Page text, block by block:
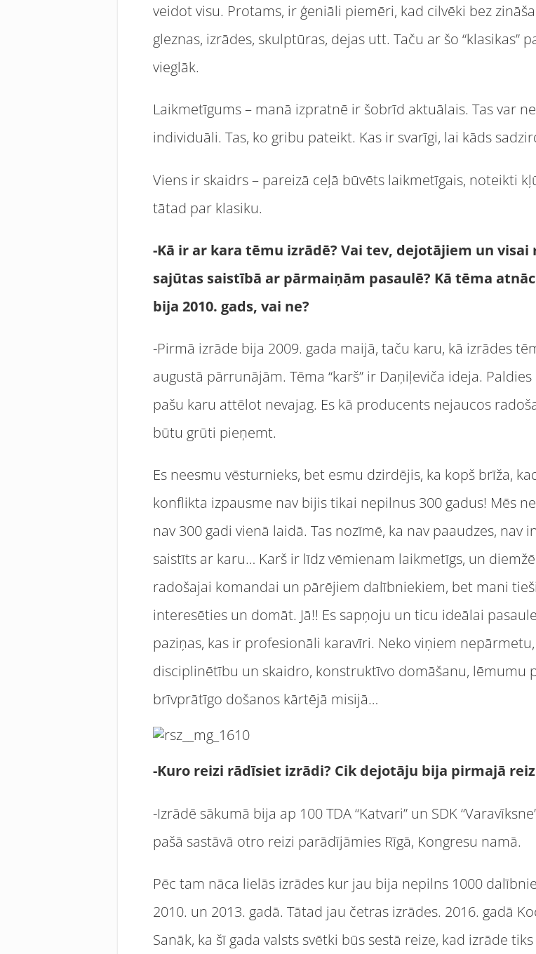
veidot visu. Protams, ir ģeniāli piemēri, kad cilvēki bez
gleznas, izrādes, skulptūras, dejas utt. Taču ar šo
vieglāk.
Laikmetīgums – manā izpratnē ir šobrīd aktuālais. Tas var
individuāli. Tas, ko gribu pateikt. Kas ir svarīgi, lai kāds
Viens ir skaidrs – pareizā ceļā būvēts laikmetīgais, noteikti
tātad par klasiku.
-Kā ir ar kara tēmu izrādē? Vai tev, dejotājiem un
sajūtas saistībā ar pārmaiņām pasaulē? Kā tēma
bija 2010. gads, vai ne?
-Pirmā izrāde bija 2009. gada maijā, taču karu, kā izrādes
augustā pārrunājām. Tēma “karš” ir Daņiļeviča ideja.
pašu karu attēlot nevajag. Es kā producents nejaucos
būtu grūti pieņemt.
Es neesmu vēsturnieks, bet esmu dzirdējis, ka kopš brīža,
konflikta izpausme nav bijis tikai nepilnus 300 gadus! Mēs
nav 300 gadi vienā laidā. Tas nozīmē, ka nav paaudzes, nav
saistīts ar karu… Karš ir līdz vēmienam laikmetīgs, un
radošajai komandai un pārējiem dalībniekiem, bet mani
interesēties un domāt. Jā!! Es sapņoju un ticu ideālai
paziņas, kas ir profesionāli karavīri. Neko viņiem
disciplinētību un skaidro, konstruktīvo domāšanu, lēmumu
brīvprātīgo došanos kārtējā misijā…
-Kuro reizi rādīsiet izrādi? Cik dejotāju bija pirmajā
-Izrādē sākumā bija ap 100 TDA “Katvari” un SDK
pašā sastāvā otro reizi parādījāmies Rīgā, Kongresu namā.
Pēc tam nāca lielās izrādes kur jau bija nepilns 1000
2010. un 2013. gadā. Tātad jau četras izrādes. 2016. gadā
Sanāk, ka šī gada valsts svētki būs sestā reize, kad izrāde